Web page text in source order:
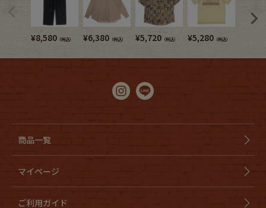
¥8,580 （税込） ¥6,380 （税込） ¥5,720 （税込） ¥5,280 （税込）
商品一覧
マイページ
ご利用ガイド